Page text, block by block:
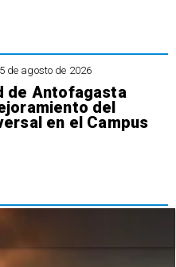
5 de agosto de 2026
de Antofagasta
del
en el Campus